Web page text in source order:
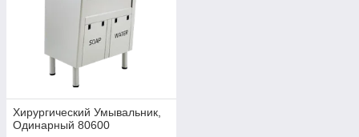
Хирургический Умывальник,
Одинарный 80600